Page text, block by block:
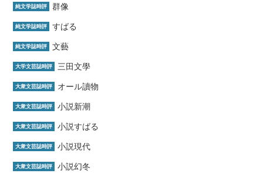
純文学誌時評 群像
純文学誌時評 すばる
純文学誌時評 文藝
大学文芸誌時評 三田文學
大衆文芸誌時評 オール讀物
大衆文芸誌時評 小説新潮
大衆文芸誌時評 小説すばる
大衆文芸誌時評 小説現代
大衆文芸誌時評 小説幻冬